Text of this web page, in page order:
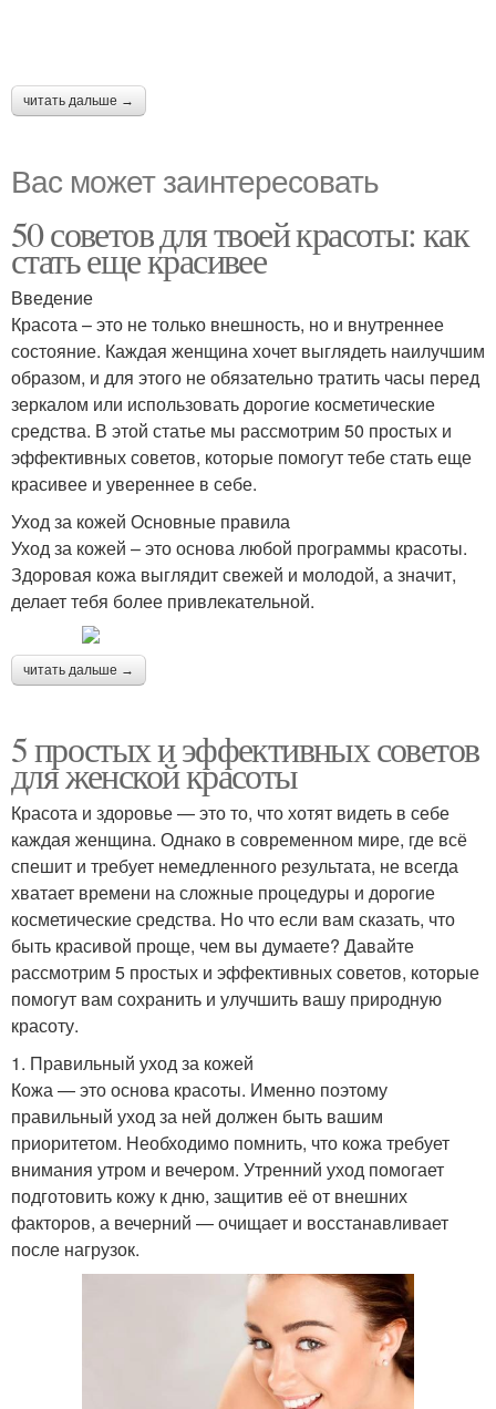
читать дальше →
Вас может заинтересовать
50 советов для твоей красоты: как
стать еще красивее
Введение
Красота – это не только внешность, но и внутреннее
состояние. Каждая женщина хочет выглядеть наилучшим
образом, и для этого не обязательно тратить часы перед
зеркалом или использовать дорогие косметические
средства. В этой статье мы рассмотрим 50 простых и
эффективных советов, которые помогут тебе стать еще
красивее и увереннее в себе.
Уход за кожей Основные правила
Уход за кожей – это основа любой программы красоты.
Здоровая кожа выглядит свежей и молодой, а значит,
делает тебя более привлекательной.
читать дальше →
5 простых и эффективных советов
для женской красоты
Красота и здоровье — это то, что хотят видеть в себе
каждая женщина. Однако в современном мире, где всё
спешит и требует немедленного результата, не всегда
хватает времени на сложные процедуры и дорогие
косметические средства. Но что если вам сказать, что
быть красивой проще, чем вы думаете? Давайте
рассмотрим 5 простых и эффективных советов, которые
помогут вам сохранить и улучшить вашу природную
красоту.
1. Правильный уход за кожей
Кожа — это основа красоты. Именно поэтому
правильный уход за ней должен быть вашим
приоритетом. Необходимо помнить, что кожа требует
внимания утром и вечером. Утренний уход помогает
подготовить кожу к дню, защитив её от внешних
факторов, а вечерний — очищает и восстанавливает
после нагрузок.